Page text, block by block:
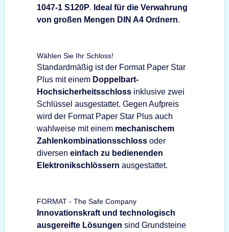
1047-1 S120P. Ideal für die Verwahrung
von großen Mengen DIN A4 Ordnern.
Wählen Sie Ihr Schloss!
Standardmäßig ist der Format Paper Star
Plus mit einem Doppelbart-
Hochsicherheitsschloss inklusive zwei
Schlüssel ausgestattet. Gegen Aufpreis
wird der Format Paper Star Plus auch
wahlweise mit einem mechanischem
Zahlenkombinationsschloss oder
diversen einfach zu bedienenden
Elektronikschlössern ausgestattet.
FORMAT - The Safe Company
Innovationskraft und technologisch
ausgereifte Lösungen sind Grundsteine